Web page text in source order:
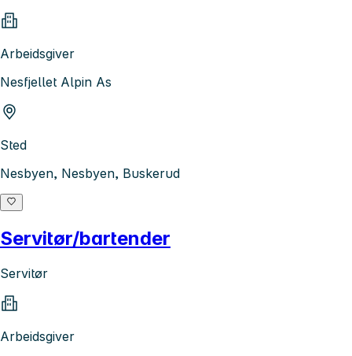
Arbeidsgiver
Nesfjellet Alpin As
Sted
Nesbyen, Nesbyen, Buskerud
Servitør/bartender
Servitør
Arbeidsgiver